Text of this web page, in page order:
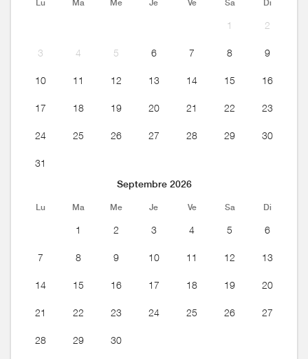
Lu Ma Me Je Ve Sa Di
1 2
3 4 5 6 7 8 9
10 11 12 13 14 15 16
17 18 19 20 21 22 23
24 25 26 27 28 29 30
31
Septembre 2026
Lu Ma Me Je Ve Sa Di
1 2 3 4 5 6
7 8 9 10 11 12 13
14 15 16 17 18 19 20
21 22 23 24 25 26 27
28 29 30